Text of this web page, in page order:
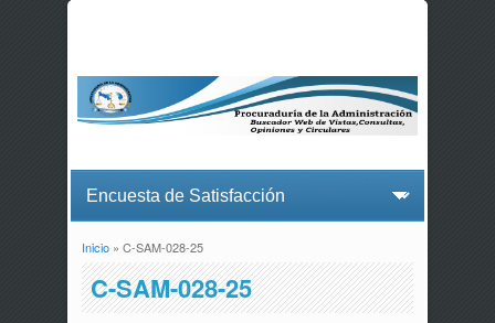
Usted está aquí
Inicio» C-SAM-028-25
C-SAM-028-25